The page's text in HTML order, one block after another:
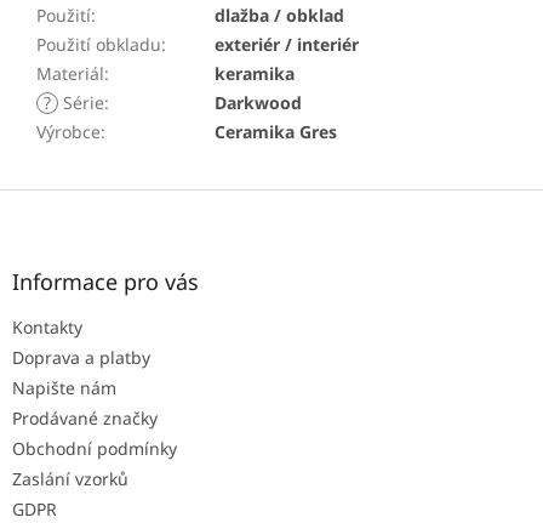
Použití:
dlažba / obklad
Použití obkladu:
exteriér / interiér
Materiál:
keramika
? Série:
Darkwood
Výrobce: Ceramika Gres
Z
Informace pro vás
Kontakty
Doprava a platby
Napište nám
Prodávané značky
Obchodní podmínky
Zaslání vzorků
GDPR